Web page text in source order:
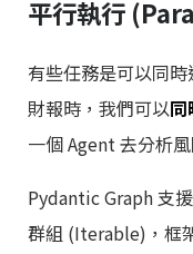
平行執行
有些任務是可以同
財報時，我們可以同
一個 Agent 去分析
Pydantic Graph 支
群組 (Iterable)，框